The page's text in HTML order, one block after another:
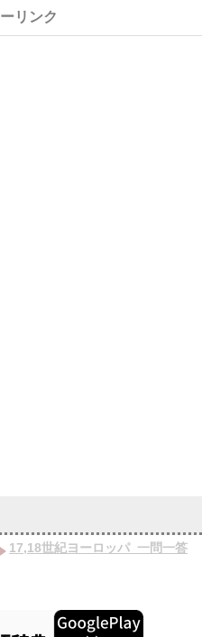
17,18世紀ヨーロッパ_一問一答